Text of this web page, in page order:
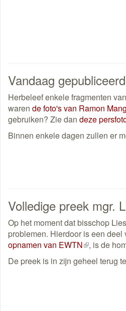
Vandaag
Herbeleef enkele fragmenten
waren de foto's van Ramon
gebruiken? Zie dan deze
Binnen enkele dagen zullen er
Volledige preek mgr.
Op het moment dat bisschop
problemen. Hierdoor is een
opnamen van EWTN(externe
link)
, is de
De preek is in zijn geheel terug